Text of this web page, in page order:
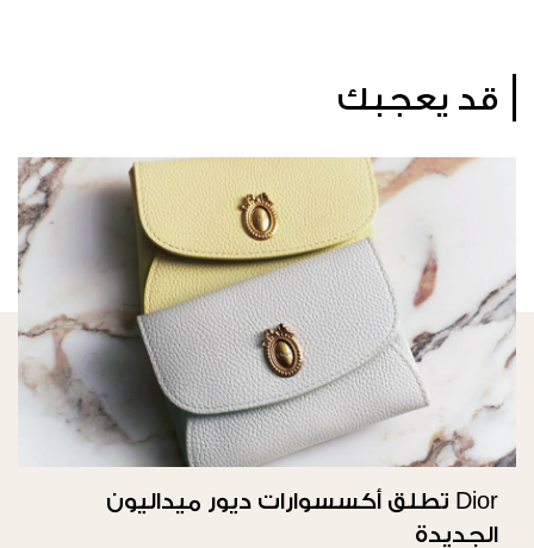
قد يعجبك
Dior تطلق أكسسوارات ديور ميداليون
الجديدة